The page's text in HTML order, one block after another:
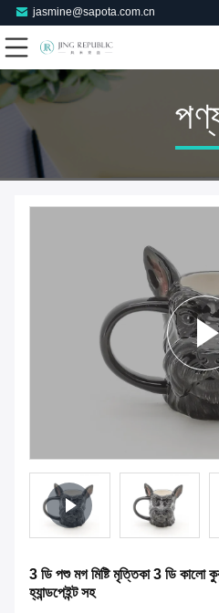
jasmine@sapota.com.cn
3 ডি পশু মগ মিষ্টি মৃত্তিকা 3 ডি কালো
হ্যান্ডপেইন্ট সহ